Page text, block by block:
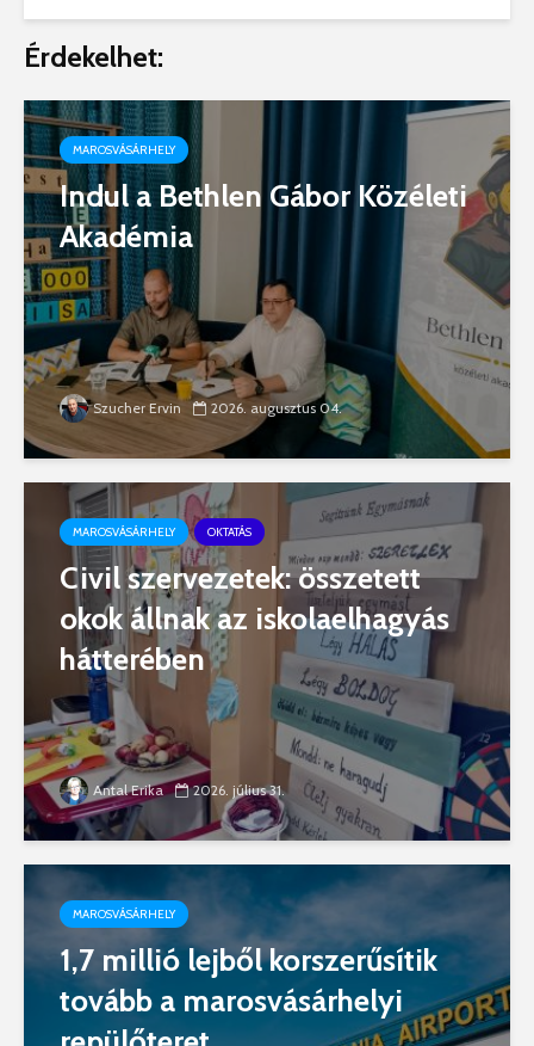
Érdekelhet:
MAROSVÁSÁRHELY
Indul a Bethlen Gábor Közéleti
Akadémia
Szucher Ervin 2026. augusztus 04.
MAROSVÁSÁRHELY OKTATÁS
Civil szervezetek: összetett
okok állnak az iskolaelhagyás
hátterében
Antal Erika 2026. július 31.
MAROSVÁSÁRHELY
1,7 millió lejből korszerűsítik
tovább a marosvásárhelyi